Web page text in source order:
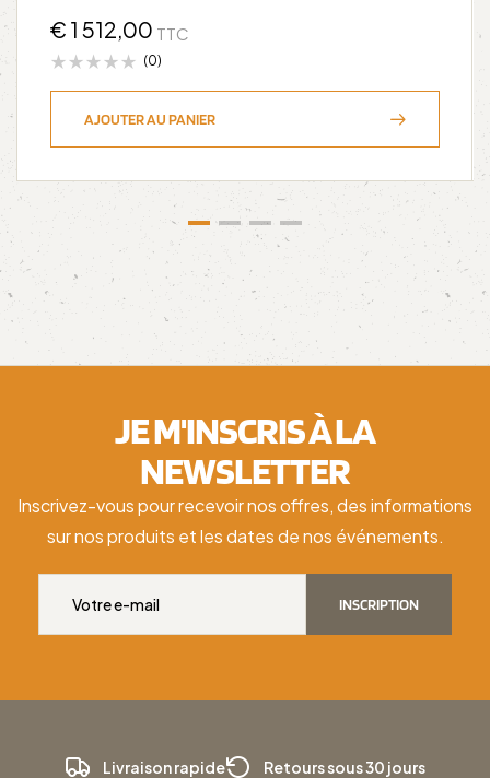
€ 1 512,00 TTC
(0)
AJOUTER AU PANIER
JE M'INSCRIS À LA
NEWSLETTER
Inscrivez-vous pour recevoir nos offres, des informations
sur nos produits et les dates de nos événements.
INSCRIPTION
Livraison rapide Retours sous 30 jours